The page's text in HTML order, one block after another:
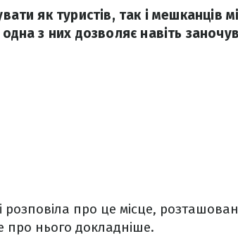
як туристів, так і мешканців
з них дозволяє навіть
розповіла про це місце,
про нього докладніше.